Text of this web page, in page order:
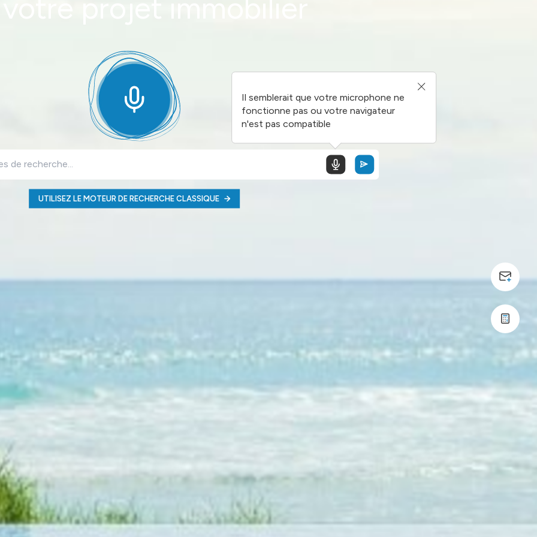
Il semblerait que votre microphone ne
fonctionne pas ou votre navigateur
n'est pas compatible
UTILISEZ LE MOTEUR DE RECHERCHE CLASSIQUE